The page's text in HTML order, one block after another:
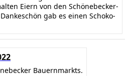
Eiern von den Schönebecker-
gab es einen Schoko-
Bauernmarkts.